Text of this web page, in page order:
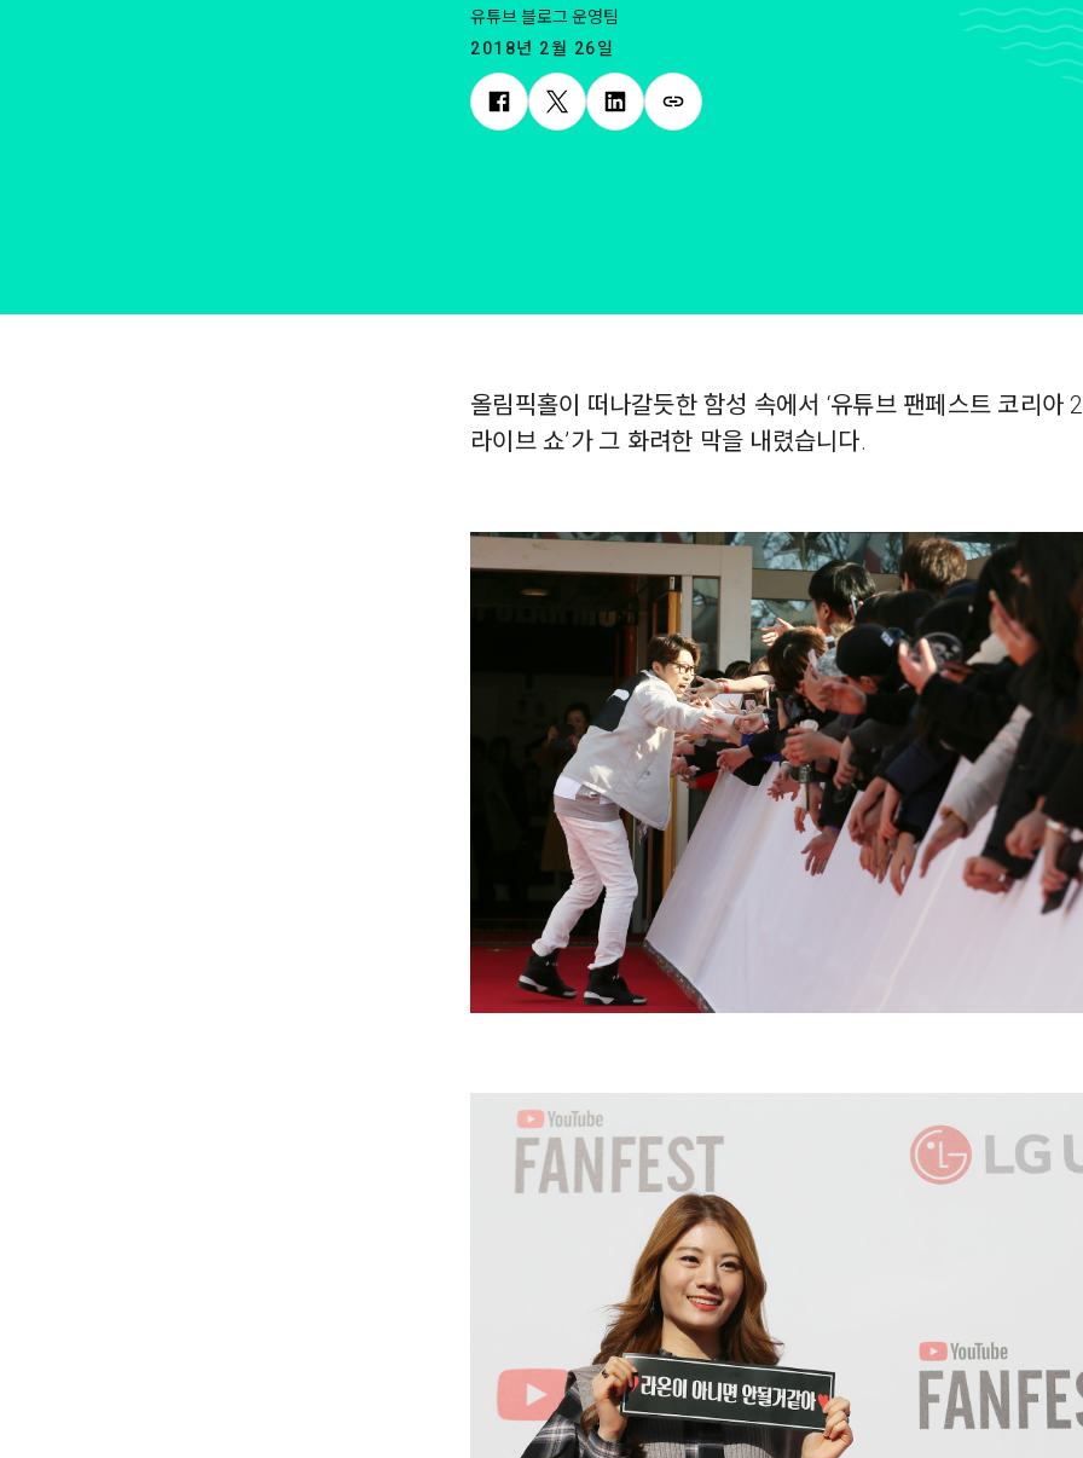
유튜브 블로그 운영팀
2018년 2월 26일
올림픽홀이 떠나갈듯한 함성 속에서 ‘유튜브 팬페스트 코리아
라이브 쇼’가 그 화려한 막을 내렸습니다.